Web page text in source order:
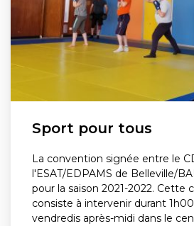
Sport pour tous
La convention signée entre le
l'ESAT/EDPAMS de Belleville/
pour la saison 2021-2022. Cette
consiste à intervenir durant 1h00
vendredis après-midi dans le